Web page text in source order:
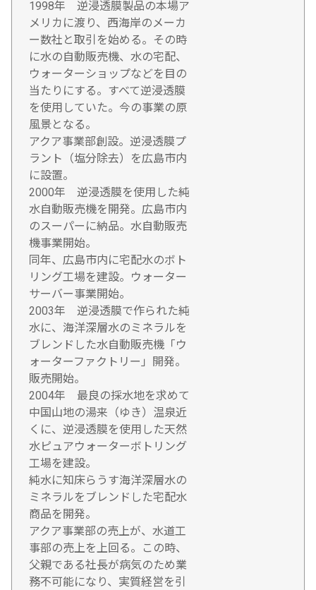
1998年 逆浸透膜製品の本場ア
メリカに渡り、西海岸のメーカ
ー数社と取引を始める。その時
に水の自動販売機、水の宅配、
ウォーターショップなどを目の
当たりにする。すべて逆浸透膜
を使用していた。今の事業の原
風景となる。
アクア事業部創設。逆浸透膜プ
ラント（塩分除去）を広島市内
に設置。
2000年 逆浸透膜を使用した純
水自動販売機を開発。広島市内
のスーパーに納品。水自動販売
機事業開始。
同年、広島市内に宅配水のボト
リング工場を建設。ウォーター
サーバー事業開始。
2003年 逆浸透膜で作られた純
水に、海洋深層水のミネラルを
ブレンドした水自動販売機「ウ
ォーターファクトリー」開発。
販売開始。
2004年 最良の採水地を求めて
中国山地の湯来（ゆき）温泉近
くに、逆浸透膜を使用した天然
水ピュアウォーターボトリング
工場を建設。
純水に知床らうす海洋深層水の
ミネラルをブレンドした宅配水
商品を開発。
アクア事業部の売上が、水道工
事部の売上を上回る。この時、
父親である社長が病気のため業
務不可能になり、実質経営を引